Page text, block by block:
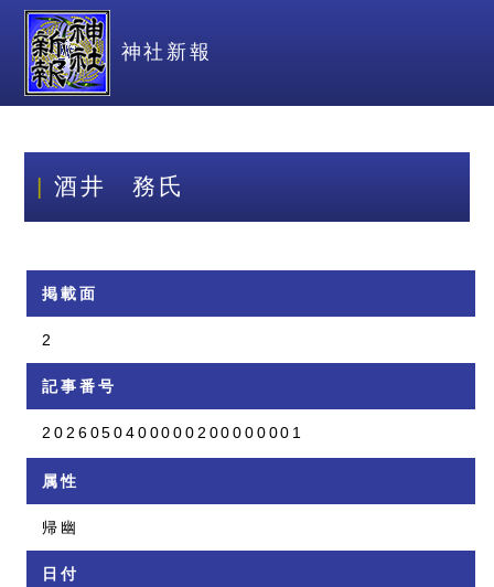
神社新報
酒井 務氏
掲載面
2
記事番号
2026050400000200000001
属性
帰幽
日付